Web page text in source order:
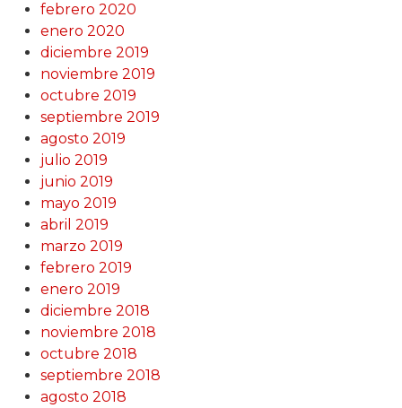
febrero 2020
enero 2020
diciembre 2019
noviembre 2019
octubre 2019
septiembre 2019
agosto 2019
julio 2019
junio 2019
mayo 2019
abril 2019
marzo 2019
febrero 2019
enero 2019
diciembre 2018
noviembre 2018
octubre 2018
septiembre 2018
agosto 2018